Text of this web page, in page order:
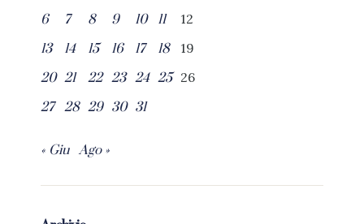
6
7 8 9 10 11
12
13
14 15 16 17 18
19
20 21 22 23 24 25 26
27 28 29 30 31
« Giu Ago »